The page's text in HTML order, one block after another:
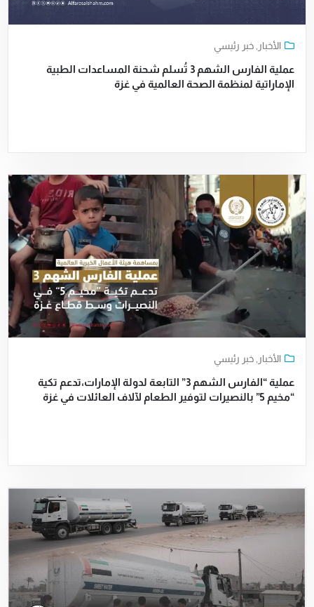
الأخبار ,خبر رئيسي
عملية الفارس الشهم 3 تُسلم شحنة المساعدات الطبية
الإماراتية لمنظمة الصحة العالمية في غزة
الأخبار ,خبر رئيسي
عملية “الفارس الشهم 3” التابعة لدولة الإمارات،تدعم تكية
“مخيم 5” بالنصيرات لتوفير الطعام لآلاف العائلات في غزة